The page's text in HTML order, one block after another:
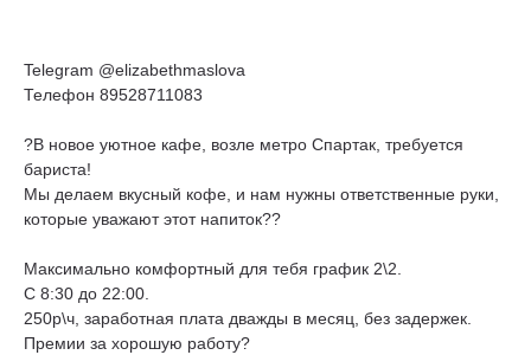
Telegram @elizabethmaslova
Телефон 89528711083
?В новое уютное кафе, возле метро Спартак, требуется
бариста!
Мы делаем вкусный кофе, и нам нужны ответственные руки,
которые уважают этот напиток??
Максимально комфортный для тебя график 2\2.
С 8:30 до 22:00.
250р\ч, заработная плата дважды в месяц, без задержек.
Премии за хорошую работу?